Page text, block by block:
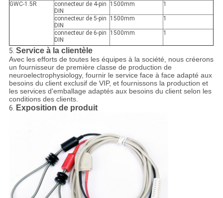
GWC-1.5R
connecteur de 4-pin
DIN
1500mm 1
connecteur de 5-pin
DIN
1500mm 1
connecteur de 6-pin
DIN
1500mm 1
5. Service à la clientèle
Avec les efforts de toutes les équipes à la société, nous créerons
un fournisseur de première classe de production de
neuroelectrophysiology, fournir le service face à face adapté aux
besoins du client exclusif de VIP, et fournissons la production et
les services d'emballage adaptés aux besoins du client selon les
conditions des clients.
6. Exposition de produit